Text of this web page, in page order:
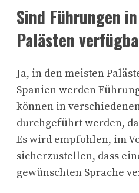
Sind Führungen
Palästen
Ja, in den meisten
Spanien werden
können in
durchgeführt werden,
Es wird empfohlen, im
sicherzustellen, dass
gewünschten Sprache